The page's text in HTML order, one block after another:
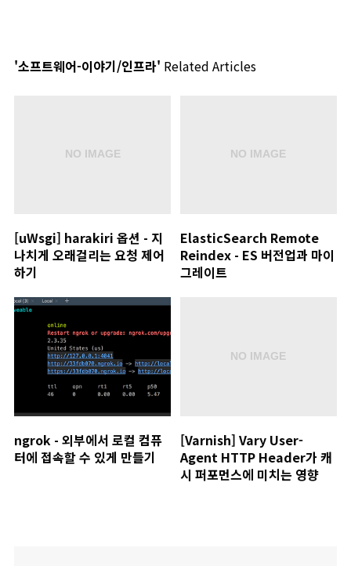
'소프트웨어-이야기/인프라' Related Articles
[uWsgi] harakiri 옵션 - 지
나치게 오래걸리는 요청 제어
하기
ElasticSearch Remote
Reindex - ES 버전업과 마이
그레이트
ngrok - 외부에서 로컬 컴퓨
터에 접속할 수 있게 만들기
[Varnish] Vary User-
Agent HTTP Header가 캐
시 퍼포먼스에 미치는 영향